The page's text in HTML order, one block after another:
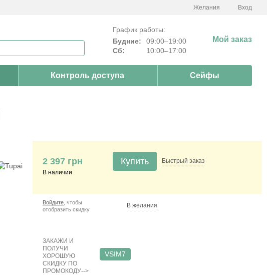
Желания Вход
График работы:
Будние:
09:00–19:00
Сб:
10:00–17:00
Мой заказ
Контроль доступа Сейфы
2 397 грн
В наличии
Купить Быстрый заказ
Войдите , чтобы
отобразить скидку
В желания
ЗАКАЖИ И
ПОЛУЧИ
ХОРОШУЮ
СКИДКУ ПО
ПРОМОКОДУ-->
VSIM7